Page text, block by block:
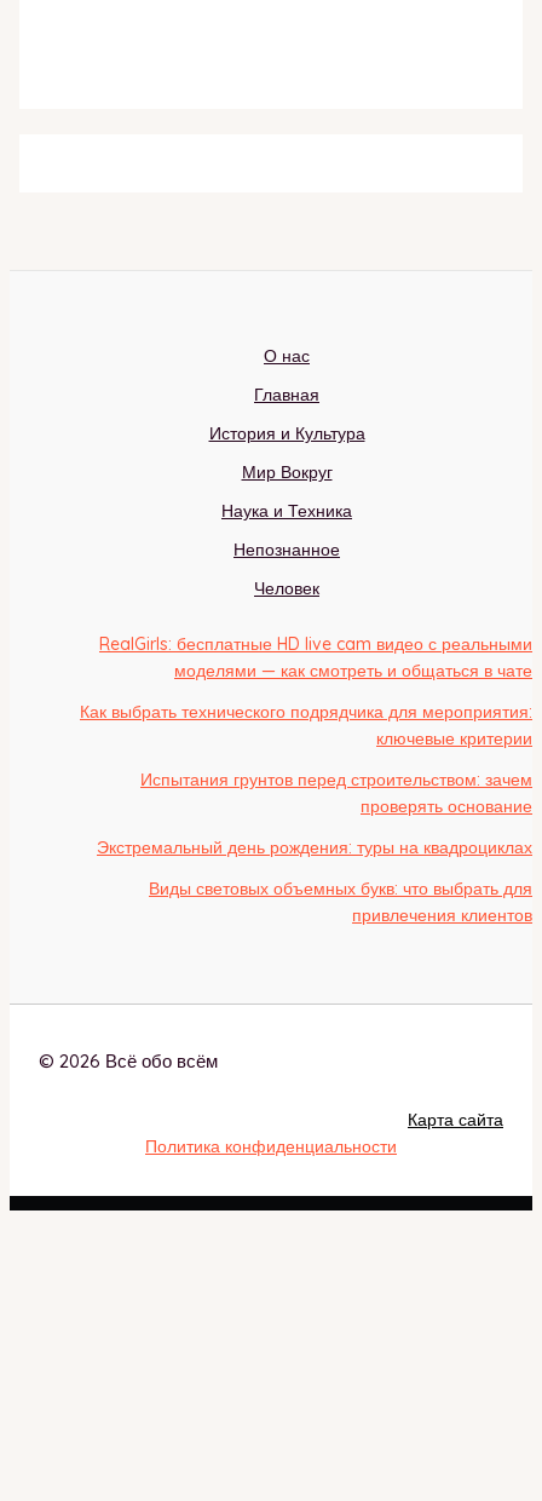
О нас
Главная
История и Культура
Мир Вокруг
Наука и Техника
Непознанное
Человек
RealGirls: бесплатные HD live cam видео с реальными
моделями — как смотреть и общаться в чате
Как выбрать технического подрядчика для мероприятия:
ключевые критерии
Испытания грунтов перед строительством: зачем
проверять основание
Экстремальный день рождения: туры на квадроциклах
Виды световых объемных букв: что выбрать для
привлечения клиентов
© 2026 Всё обо всём
Карта сайта
Политика конфиденциальности